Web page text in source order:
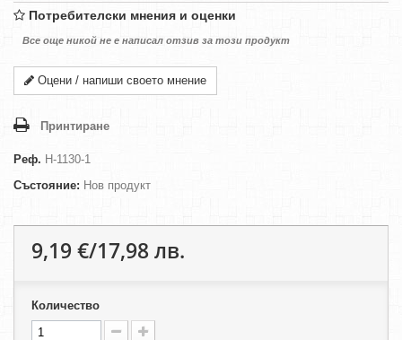
Потребителски мнения и оценки
Все още никой не е написал отзив за този продукт
Оцени / напиши своето мнение
Принтиране
Реф. H-1130-1
Състояние: Нов продукт
9,19 €/17,98 лв.
Количество